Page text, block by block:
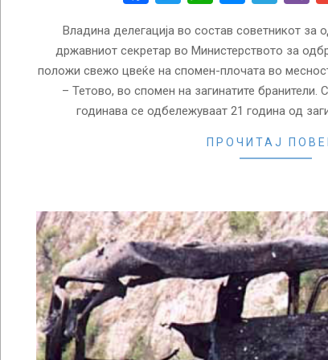
Владина делегација во состав советникот за
државниот секретар во Министерството за
положи свежо цвеќе на спомен-плочата во
– Тетово, во спомен на загинатите бранители.
годинава се одбележуваат 21 година од
ПРОЧИТАЈ